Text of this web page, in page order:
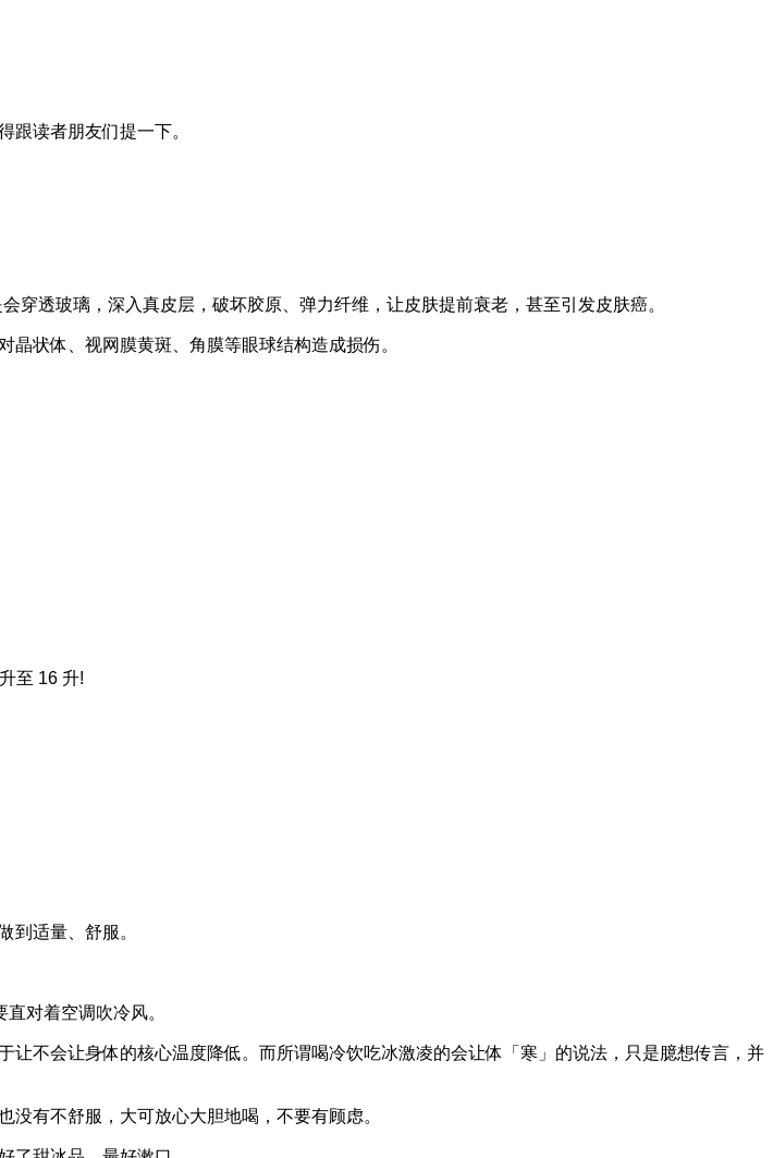
跟读者朋友们提一下。
透玻璃，深入真皮层，破坏胶原、弹力纤维，让皮肤提前衰老，甚至引发皮肤癌。
状体、视网膜黄斑、角膜等眼球结构造成损伤。
至 16 升!
到适量、舒服。
对着空调吹冷风。
不会让身体的核心温度降低。而所谓喝冷饮吃冰激凌的会让体「寒」的说法，只是臆想传言，并
有不舒服，大可放心大胆地喝，不要有顾虑。